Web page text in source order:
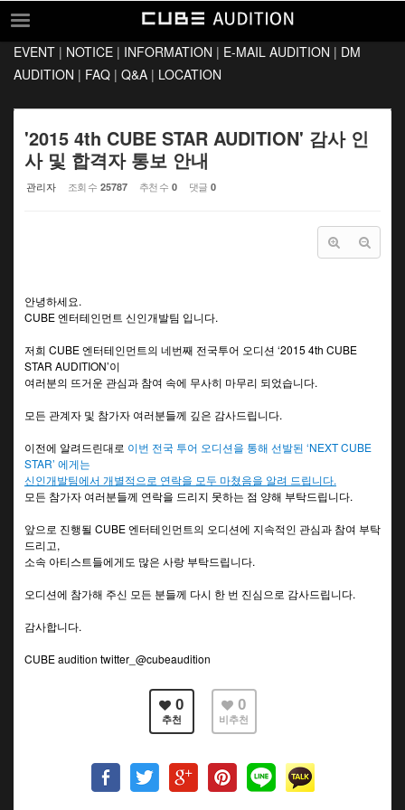
EVENT
INFORMATION
E-MAIL AUDITION
DM AUDITION
EVENT | NOTICE | INFORMATION | E-MAIL AUDITION | DM
AUDITION | FAQ | Q&A | LOCATION
'2015 4th CUBE STAR AUDITION' 감사 인
사 및 합격자 통보 안내
관리자 조회 수 25787 추천 수 0 댓글 0
안녕하세요.
CUBE 엔터테인먼트 신인개발팀 입니다.
저희 CUBE 엔터테인먼트의 네번째 전국투어 오디션 ‘2015 4th CUBE
STAR AUDITION’이
여러분의 뜨거운 관심과 참여 속에 무사히 마무리 되었습니다.
모든 관계자 및 참가자 여러분들께 깊은 감사드립니다.
이전에 알려드린대로 이번 전국 투어 오디션을 통해 선발된 ‘NEXT CUBE
STAR’ 에게는
신인개발팀에서 개별적으로 연락을 모두 마쳤음을 알려 드립니다.
모든 참가자 여러분들께 연락을 드리지 못하는 점 양해 부탁드립니다.
앞으로 진행될 CUBE 엔터테인먼트의 오디션에 지속적인 관심과 참여 부탁
드리고,
소속 아티스트들에게도 많은 사랑 부탁드립니다.
오디션에 참가해 주신 모든 분들께 다시 한 번 진심으로 감사드립니다.
감사합니다.
CUBE audition twitter_@cubeaudition
0
추천
0
비추천